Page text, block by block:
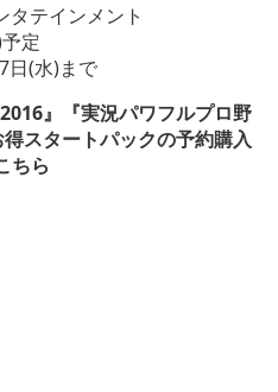
タテインメント
定
日(水)まで
』『実況パワフルプロ野
スタートパックの予約購入
ちら